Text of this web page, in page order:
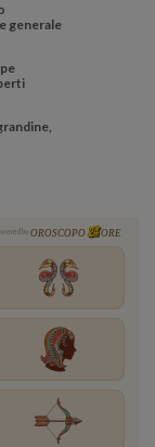
generale
by OROSCOPO ORE